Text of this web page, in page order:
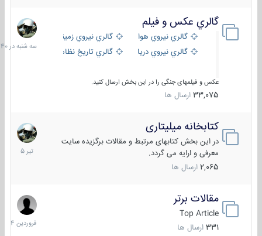
گالري عكس و فيلم
گالري نيروي هوايي
گالري نيروي زميني
گالري نيروي دريايي
گالري تاریخ نظامی
عکس و فیلمهای جنگی را در این بخش ارسال کنید.
33,075 ارسال ها
سه
شنبه
در
کتابخانه میلیتاری
در این بخش کتابهای مرتبط و مقالات برگزیده سایت
معرفی و ارایه می گردد.
2,065 ارسال ها
16
تیر
1405
مقالات برتر
Top Article
331 ارسال ها
29
فروردین
1404